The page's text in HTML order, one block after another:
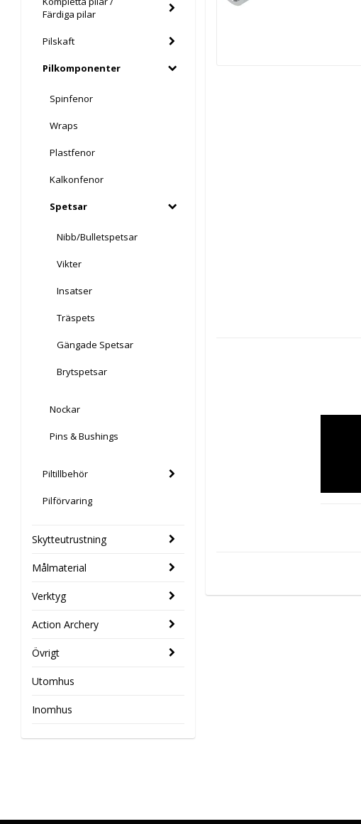
Färdiga pilar
Pilskaft
Pilkomponenter
Spinfenor
Wraps
Plastfenor
Kalkonfenor
Spetsar
Nibb/Bulletspetsar
Vikter
Insatser
Träspets
Gängade Spetsar
Brytspetsar
Nockar
Pins & Bushings
Piltillbehör
Pilförvaring
Skytteutrustning
Målmaterial
Verktyg
Action Archery
Övrigt
Utomhus
Inomhus